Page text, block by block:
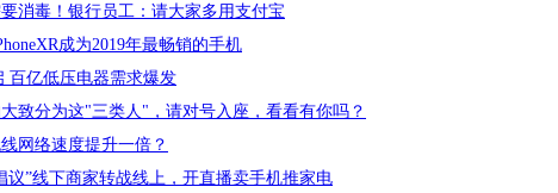
消毒！银行员工：请大家多用支付宝
成为2019年最畅销的手机
百亿低压电器需求爆发
致分为这"三类人"，请对号入座，看看有你吗？
网络速度提升一倍？
议”线下商家转战线上，开直播卖手机推家电